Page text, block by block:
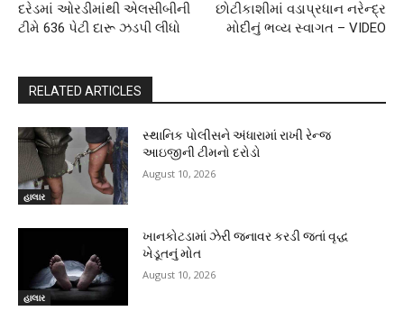
દરેડમાં ઓરડીમાંથી એલસીબીની
ટીમે 636 પેટી દારૂ ઝડપી લીધો
છોટીકાશીમાં વડાપ્રધાન નરેન્દ્ર
મોદીનું ભવ્ય સ્વાગત – VIDEO
RELATED ARTICLES
હાલાર
સ્થાનિક પોલીસને અંધારામાં રાખી રેન્જ
આઇજીની ટીમનો દરોડો
August 10, 2026
હાલાર
ખાનકોટડામાં ઝેરી જનાવર કરડી જતાં વૃદ્ધ
ખેડૂતનું મોત
August 10, 2026